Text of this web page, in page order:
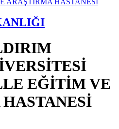
EĞİTİM VE